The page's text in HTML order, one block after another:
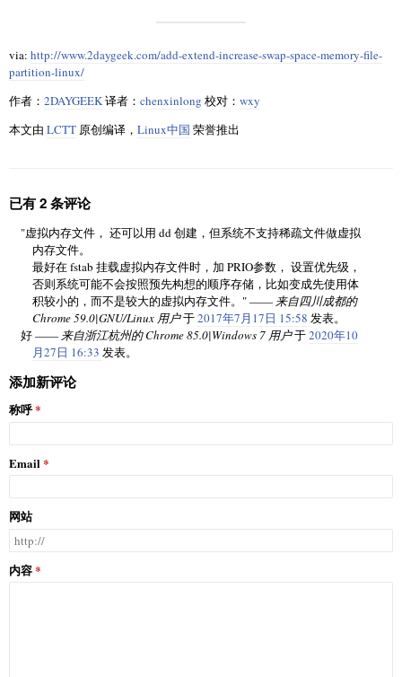
via: http://www.2daygeek.com/add-extend-increase-swap-space-memory-file-
partition-linux/
作者： 2DAYGEEK译者： chenxinlong 校对： wxy
本文由 LCTT 原创编译， Linux中国 荣誉推出
已有 2 条评论
"虚拟内存文件， 还可以用 dd 创建，但系统不支持稀疏文件做虚拟
内存文件。
最好在 fstab 挂载虚拟内存文件时，加 PRIO参数， 设置优先级，
否则系统可能不会按照预先构想的顺序存储，比如变成先使用体
积较小的，而不是较大的虚拟内存文件。" —— 来自四川成都的
Chrome 59.0|GNU/Linux 用户于2017年7月17日 15:58 发表。
好 —— 来自浙江杭州的 Chrome 85.0|Windows 7 用户于2020年10
月27日 16:33 发表。
添加新评论
称呼
Email
网站
内容